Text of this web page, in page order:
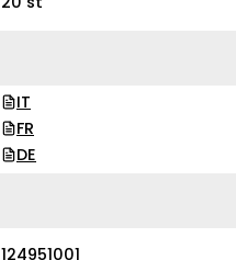
IT
FR
DE
124951001